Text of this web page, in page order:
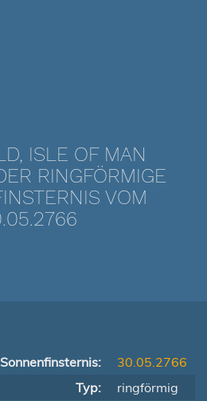
ISLE OF MAN
RINGFÖRMIGE
VOM
Sonnenfinsternis:
30.05.2766
Typ:
ringförmig